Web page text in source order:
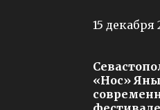
15 декабря
«Нос»